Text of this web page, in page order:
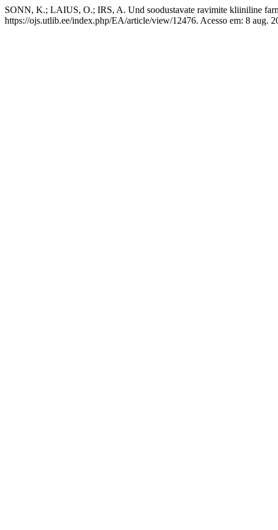
SONN, K.; LAIUS, O.; IRS, A. Und soodustavate ravimite kliiniline
https://ojs.utlib.ee/index.php/EA/article/view/12476. Acesso em: 8 aug.